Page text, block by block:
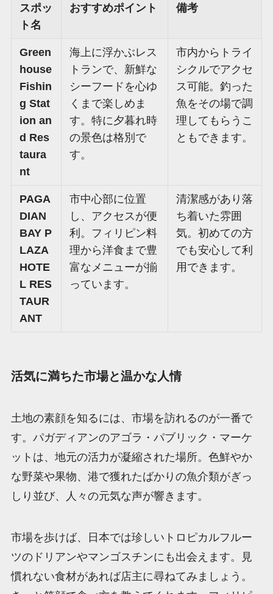
スポッ
ト名
おすすめポイント 備考
Green
house
Fishin
g Stat
ion an
d Res
taura
nt
海上に浮かぶレス
トランで、新鮮な
シーフードを心ゆ
くまで楽しめま
す。特に夕暮れ時
の景色は格別で
す。
市内からトライ
シクルでアクセ
ス可能。釣った
魚をその場で調
理してもらうこ
ともできます。
PAGA
DIAN
BAY P
LAZA
HOTE
L RES
TAUR
ANT
市中心部に位置
し、アクセスが便
利。フィリピン料
理から洋食まで豊
富なメニューが揃
っています。
清潔感があり落
ち着いた雰囲
気。初めての方
でも安心して利
用できます。
活気に満ちた市場と温かな人情
土地の素顔を知るには、市場を訪れるのが一番で
す。パガディアンのアゴラ・パブリック・マーケ
ットは、地元の活力が凝縮された場所。色鮮やか
な野菜や果物、港で獲れたばかりの魚介類がぎっ
しり並び、人々の元気な声が響きます。
市場を歩けば、日本では珍しいトロピカルフルー
ツのドリアンやマンゴスチンにも出会えます。見
慣れない食材があれば店主に尋ねてみましょう。